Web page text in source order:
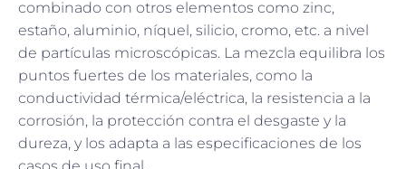
combinado con otros elementos como zinc,
estaño, aluminio, níquel, silicio, cromo, etc. a nivel
de partículas microscópicas. La mezcla equilibra los
puntos fuertes de los materiales, como la
conductividad térmica/eléctrica, la resistencia a la
corrosión, la protección contra el desgaste y la
dureza, y los adapta a las especificaciones de los